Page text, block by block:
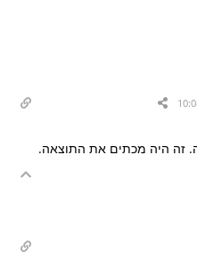
זה היה מכתים את התוצאה.